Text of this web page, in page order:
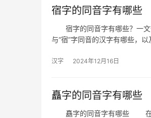
宿字的同音字有哪些
宿字的同音字有哪些？一文
与“宿”字同音的汉字有哪些
汉字 2024年12月16日
矗字的同音字有哪些
矗字的同音字有哪些 在汉语